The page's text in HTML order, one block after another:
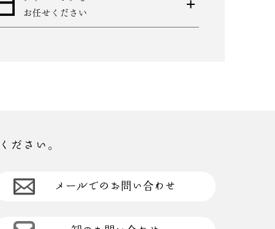
お任せください
ださい。
メールでのお問い合わせ